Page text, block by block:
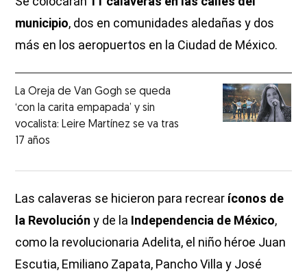
municipio, dos en comunidades aledañas y dos
más en los aeropuertos en la Ciudad de México.
La Oreja de Van Gogh se queda
‘con la carita empapada’ y sin
vocalista: Leire Martínez se va tras
17 años
Las calaveras se hicieron para recrear íconos de
la Revolución y de la Independencia de México,
como la revolucionaria Adelita, el niño héroe Juan
Escutia, Emiliano Zapata, Pancho Villa y José